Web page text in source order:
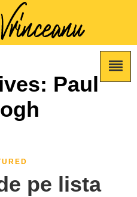
Paul
pe lista